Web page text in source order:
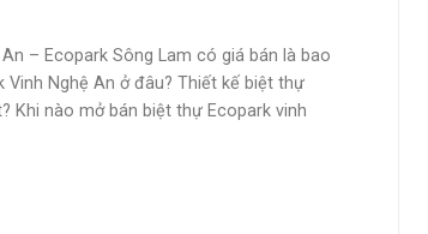
– Ecopark Sông Lam có giá bán là bao
Nghệ An ở đâu? Thiết kế biệt thự
Khi nào mở bán biệt thự Ecopark vinh